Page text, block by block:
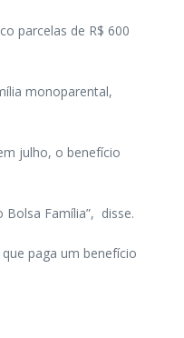
parcelas de R$ 600
monoparental,
julho, o benefício
Família”, disse.
paga um benefício